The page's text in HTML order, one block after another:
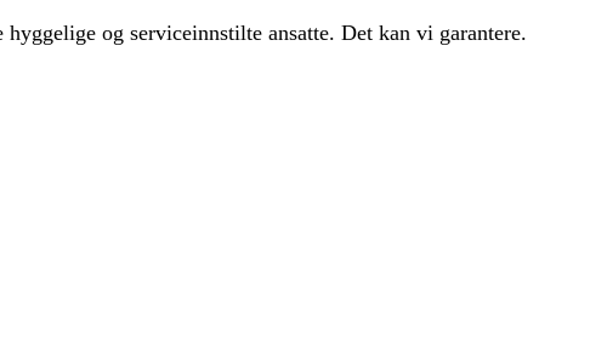
og serviceinnstilte ansatte. Det kan vi garantere.